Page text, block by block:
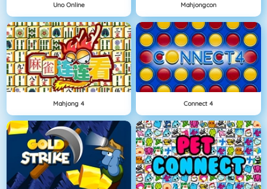
Uno Online Mahjongcon
Mahjong 4 Connect 4